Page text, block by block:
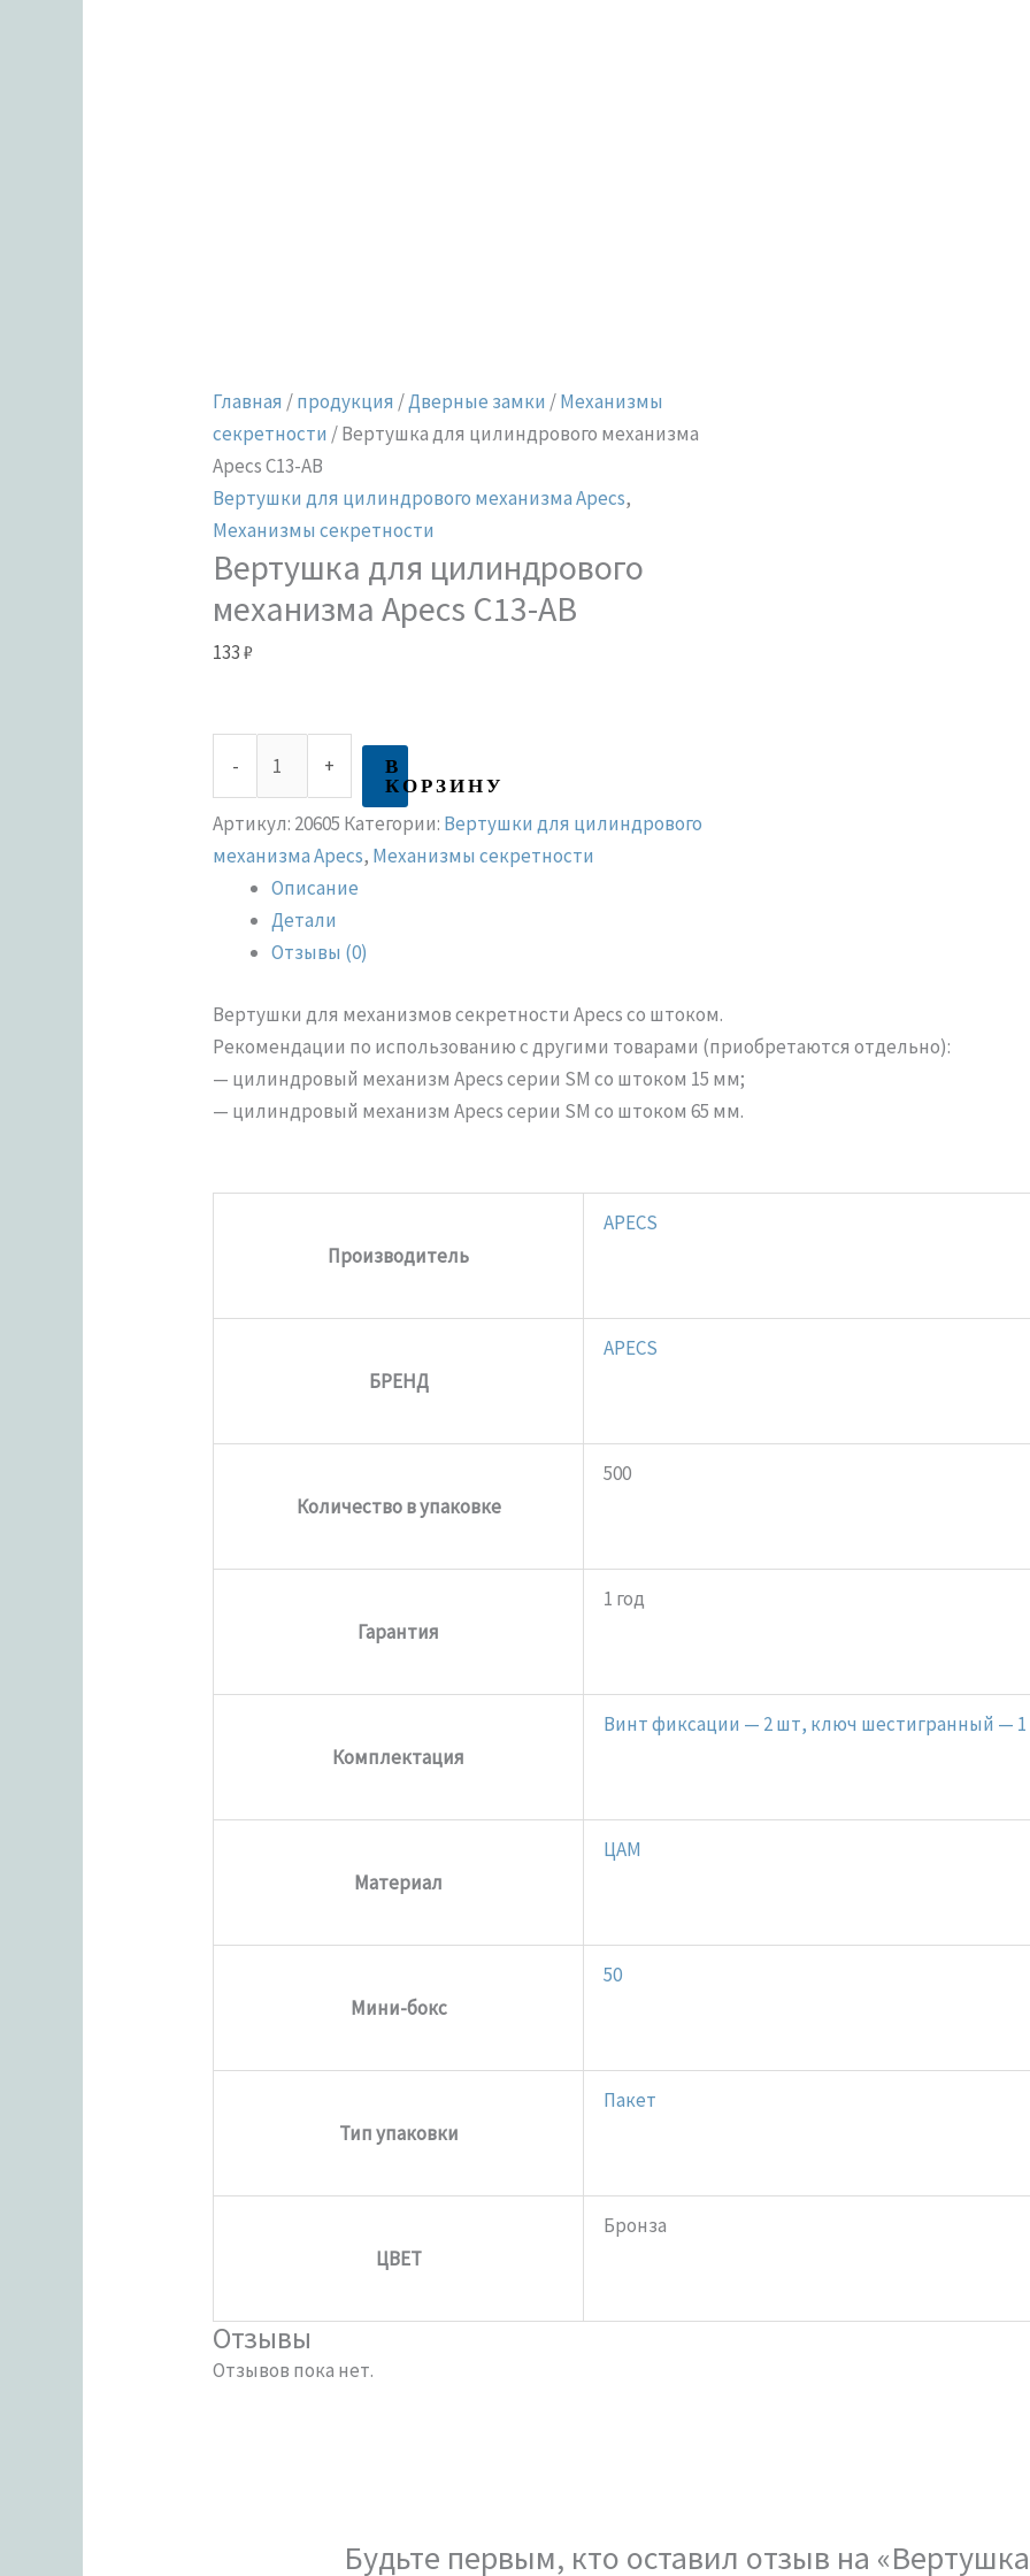
Главная /продукция /Дверные замки /Механизмы
секретности / Вертушка для цилиндрового механизма
Apecs C13-AB
Вертушки для цилиндрового механизма Apecs,
Механизмы секретности
Вертушка для цилиндрового
механизма Apecs C13-AB
133₽
- + В
КОРЗИНУ
Артикул: 20605 Категории: Вертушки для цилиндрового
механизма Apecs, Механизмы секретности
Описание
Детали
Отзывы (0)
Вертушки для механизмов секретности Apecs со штоком.
Рекомендации по использованию с другими товарами (приобретаются отдельно):
— цилиндровый механизм Apecs серии SM со штоком 15 мм;
— цилиндровый механизм Apecs серии SM со штоком 65 мм.
Производитель
APECS
БРЕНД
APECS
Количество в упаковке
500
Гарантия
1 год
Комплектация
Винт фиксации — 2 шт, ключ шестигранный —
Материал
ЦАМ
Мини-бокс
50
Тип упаковки
Пакет
ЦВЕТ
Бронза
Отзывы
Отзывов пока нет.
Будьте первым, кто оставил отзыв на